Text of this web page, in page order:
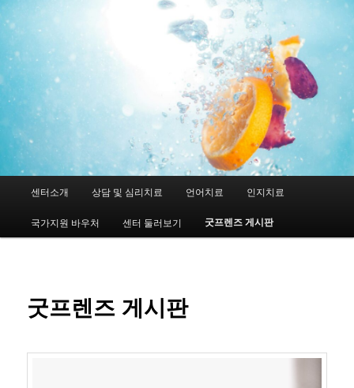
뉴
첫
번
컨
센터소개 상담 및 심리치료 언어치료 인지치료
국가지원 바우처 센터 둘러보기 굿프렌즈 게시판
굿프렌즈 게시판